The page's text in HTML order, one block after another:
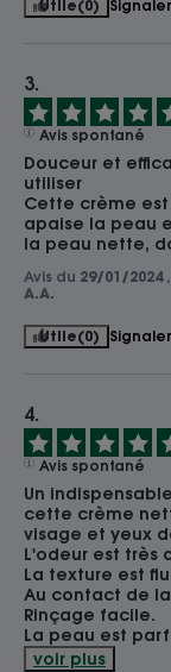
Utile(0) Signaler
Avis spontané
Douceur et
utiliser
Cette crème
apaise la peau
la peau nette,
Avis du 29/01/2024
A.A.
Utile(0) Signaler
Avis spontané
Un
cette crème
visage et yeux
L'odeur est très
La texture est
Au contact de
Rinçage facile.
La peau est
voir plus